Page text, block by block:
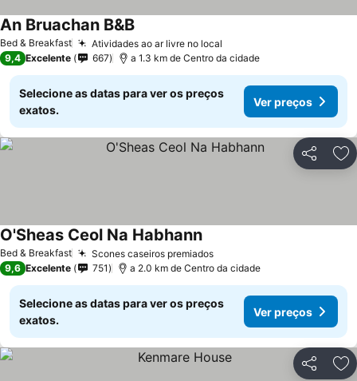
Bed & Breakfast Atividades ao ar livre no local
An Bruachan B&BVer preços
9,4 Excelente 667 a 1.3 km de Centro da cidade
Selecione as datas para ver os preços
exatos.
Ver preços
Partilhar
Bed & Breakfast Scones caseiros premiadosVer preços
O'Sheas Ceol Na HabhannVer preços
9,6 Excelente 751 a 2.0 km de Centro da cidade
Selecione as datas para ver os preços
exatos.
Ver preços
Partilhar